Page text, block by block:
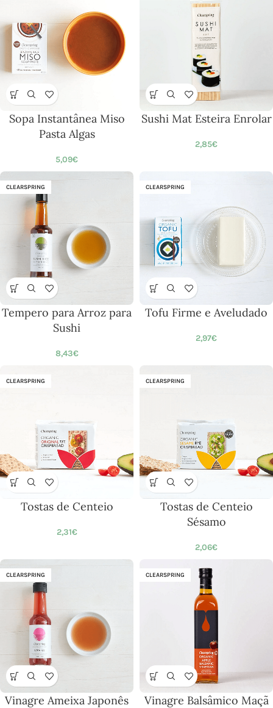
Sopa Instantânea Miso
Pasta Algas
5,09€
Sushi Mat Esteira Enrolar
2,85€
CLEARSPRING
Tempero para Arroz para
Sushi
8,43€
CLEARSPRING
Tofu Firme e Aveludado
2,97€
CLEARSPRING
Tostas de Centeio
2,31€
CLEARSPRING
Tostas de Centeio
Sésamo
2,06€
CLEARSPRING
Vinagre Ameixa Japonês
CLEARSPRING
Vinagre Balsâmico Maçã